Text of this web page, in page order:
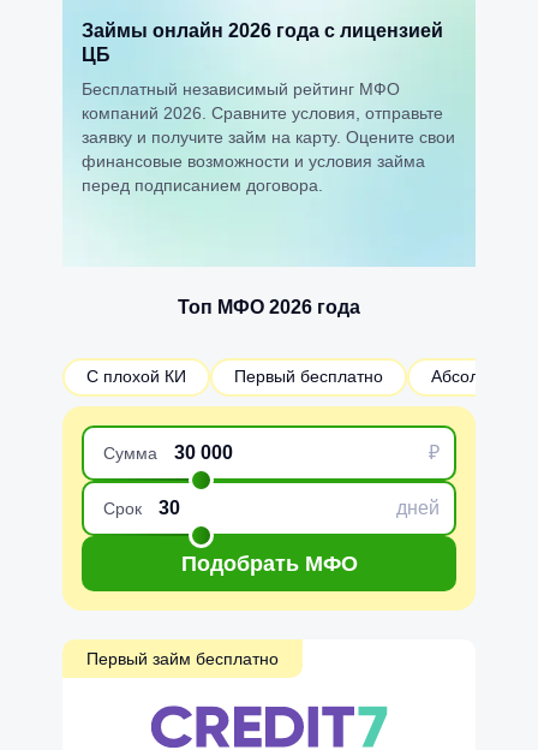
Займы онлайн 2026 года с лицензией
ЦБ
Бесплатный независимый рейтинг МФО
компаний 2026. Сравните условия, отправьте
заявку и получите займ на карту. Оцените свои
финансовые возможности и условия займа
перед подписанием договора.
Топ МФО 2026 года
С плохой КИ Первый бесплатно Абсолютно
Сумма ₽
Срок дней
Подобрать МФО
Первый займ бесплатно